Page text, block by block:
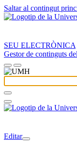
Saltar al contingut
SEU ELECTRÒNICA
Gestor de continguts
Editar